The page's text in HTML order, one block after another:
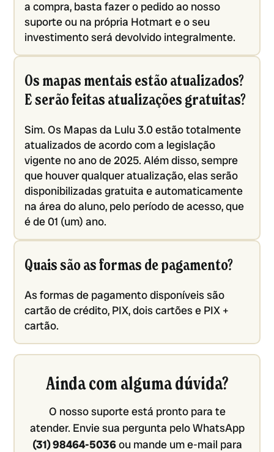
a compra, basta fazer o pedido ao nosso
suporte ou na própria Hotmart e o seu
investimento será devolvido integralmente.
Os mapas mentais estão atualizados?
E serão feitas atualizações gratuitas?
Sim. Os Mapas da Lulu 3.0 estão totalmente
atualizados de acordo com a legislação
vigente no ano de 2025. Além disso, sempre
que houver qualquer atualização, elas serão
disponibilizadas gratuita e automaticamente
na área do aluno, pelo período de acesso, que
é de 01 (um) ano.
Quais são as formas de pagamento?
As formas de pagamento disponíveis são
cartão de crédito, PIX, dois cartões e PIX +
cartão.
Ainda com alguma dúvida?
O nosso suporte está pronto para te
atender. Envie sua pergunta pelo WhatsApp
(31) 98464-5036ou mande um e-mail para